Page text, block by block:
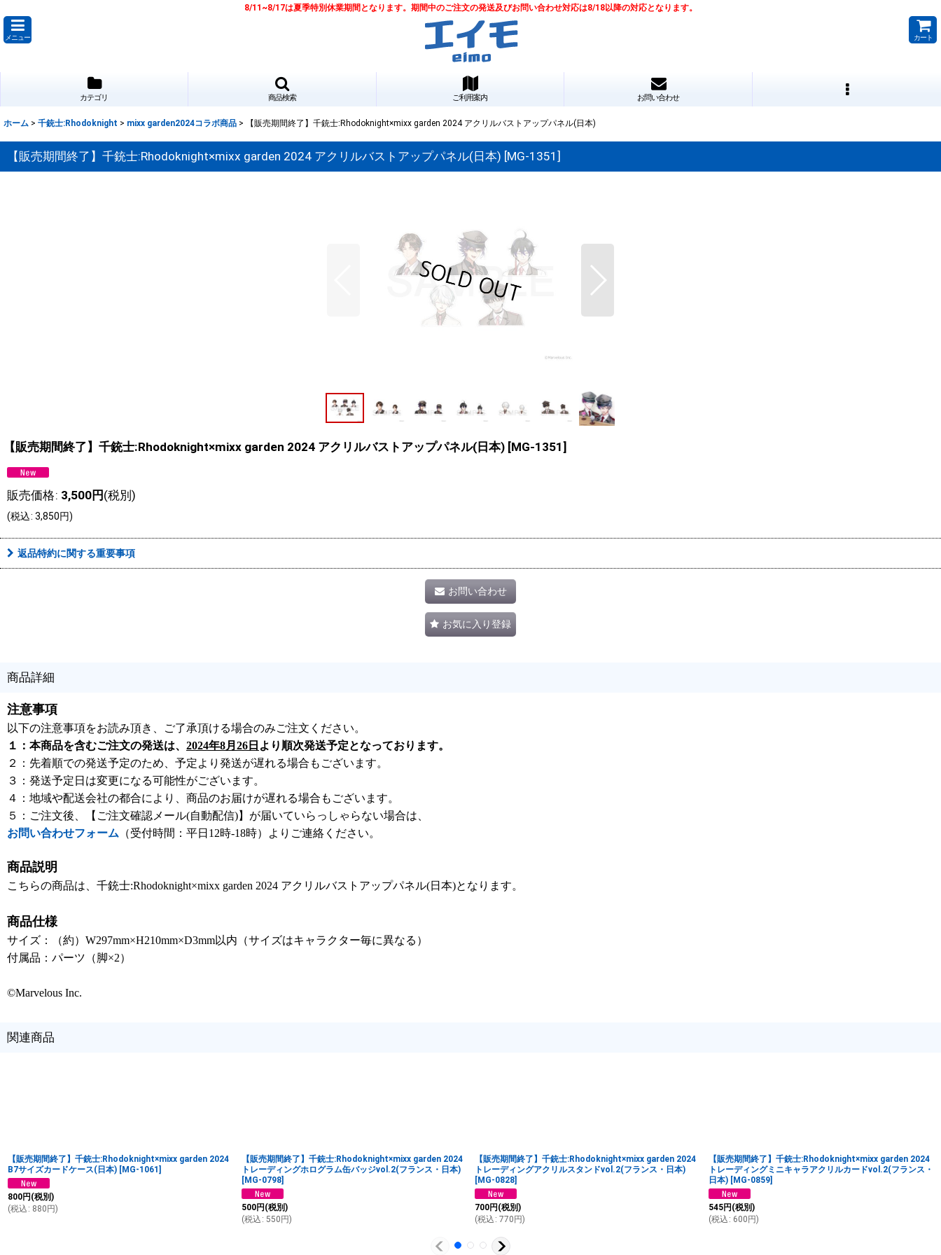
8/11~8/17は夏季特別休業期間となります。期間中のご注文の発送及びお問い合わせ対応は8/18以降の対応となります。
メニュー カート
カテゴリ 商品検索 ご利用案内 お問い合わせ
ホーム > 千銃士:Rhodoknight > mixx garden2024コラボ商品 > 【販売期間終了】千銃士:Rhodoknight×mixx garden 2024 アクリルバストアップパネル(日本)
【販売期間終了】千銃士:Rhodoknight×mixx garden 2024 アクリルバストアップパネル(日本) [MG-1351 ]
【販売期間終了】千銃士:Rhodoknight×mixx garden 2024 アクリルバストアップパネル(日本) [MG-1351]
販売価格: 3,500円 (税別)
(税込: 3,850円)
返品特約に関する重要事項
お問い合わせ
お気に入り登録
商品詳細
注意事項
以下の注意事項をお読み頂き、ご了承頂ける場合のみご注文ください。
１：本商品を含むご注文の発送は、 2024年8月26日 より順次発送予定となっております。
２：先着順での発送予定のため、予定より発送が遅れる場合もございます。
３：発送予定日は変更になる可能性がございます。
４：地域や配送会社の都合により、商品のお届けが遅れる場合もございます。
５：ご注文後、【ご注文確認メール(自動配信)】が届いていらっしゃらない場合は、
お問い合わせフォーム （受付時間：平日12時-18時）よりご連絡ください。
商品説明
こちらの商品は、千銃士:Rhodoknight×mixx garden 2024 アクリルバストアップパネル(日本)となります。
商品仕様
サイズ：（約）W297mm×H210mm×D3mm以内（サイズはキャラクター毎に異なる）
付属品：パーツ（脚×2）
©Marvelous Inc.
関連商品
【販売期間終了】千銃士:Rhodoknight×mixx garden 2024
B7サイズカードケース(日本) [MG-1061 ]
800円 (税別)
(税込 : 880 円)
【販売期間終了】千銃士:Rhodoknight×mixx garden 2024
トレーディングホログラム缶バッジvol.2(フランス・日本)
[MG-0798]
500円 (税別)
(税込 : 550 円)
【販売期間終了】千銃士:Rhodoknight×mixx garden 2024
トレーディングアクリルスタンドvol.2(フランス・日本)
[MG-0828]
700円 (税別)
(税込 : 770 円)
【販売期間終了】千銃士:Rhodoknight×mixx garden 2024
トレーディングミニキャラアクリルカードvol.2(フランス・
日本) [MG-0859]
545円 (税別)
(税込 : 600 円)